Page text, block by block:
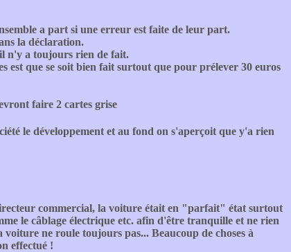
a part si une erreur est faite de leur part.
la déclaration.
n'y a toujours rien de fait.
est que se soit bien fait surtout que pour prélever 30 euros
faire 2 cartes grise
le développement et au fond on s'aperçoit que y'a rien
commercial, la voiture était en "parfait" état surtout
le câblage électrique etc. afin d'être tranquille et ne rien
ne roule toujours pas... Beaucoup de choses à
effectué !